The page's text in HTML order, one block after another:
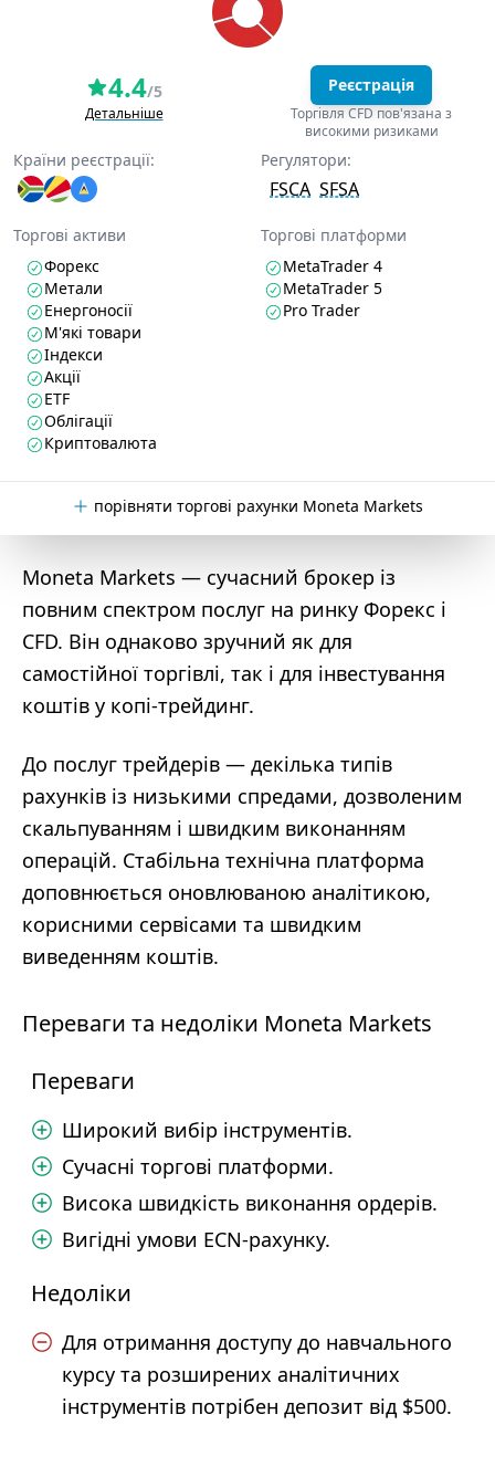
4.4/5
Детальніше
Реєстрація
Торгівля CFD пов'язана з
високими ризиками
Країни реєстрації: Регулятори:
FSCA SFSA
Торгові активи
Форекс
Метали
Енергоносії
М'які товари
Індекси
Акції
ETF
Облігації
Криптовалюта
Торгові платформи
MetaTrader 4
MetaTrader 5
Pro Trader
порівняти торгові рахунки Moneta Markets
Moneta Markets — сучасний брокер із
повним спектром послуг на ринку Форекс і
CFD. Він однаково зручний як для
самостійної торгівлі, так і для інвестування
коштів у копі-трейдинг.
До послуг трейдерів — декілька типів
рахунків із низькими спредами, дозволеним
скальпуванням і швидким виконанням
операцій. Стабільна технічна платформа
доповнюється оновлюваною аналітикою,
корисними сервісами та швидким
виведенням коштів.
Переваги та недоліки Moneta Markets
Переваги
Широкий вибір інструментів.
Сучасні торгові платформи.
Висока швидкість виконання ордерів.
Вигідні умови ECN-рахунку.
Недоліки
Для отримання доступу до навчального
курсу та розширених аналітичних
інструментів потрібен депозит від $500.